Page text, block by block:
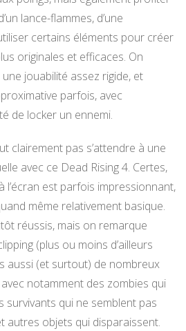
lance-flammes, d’une
certains éléments pour créer
originales et efficaces. On
jouabilité assez rigide, et
parfois, avec
de locker un ennemi.
clairement pas s’attendre à une
avec ce Dead Rising 4. Certes,
l’écran est parfois impressionnant,
même relativement basique.
réussis, mais on remarque
(plus ou moins d’ailleurs
aussi (et surtout) de nombreux
notamment des zombies qui
survivants qui ne semblent pas
autres objets qui disparaissent.